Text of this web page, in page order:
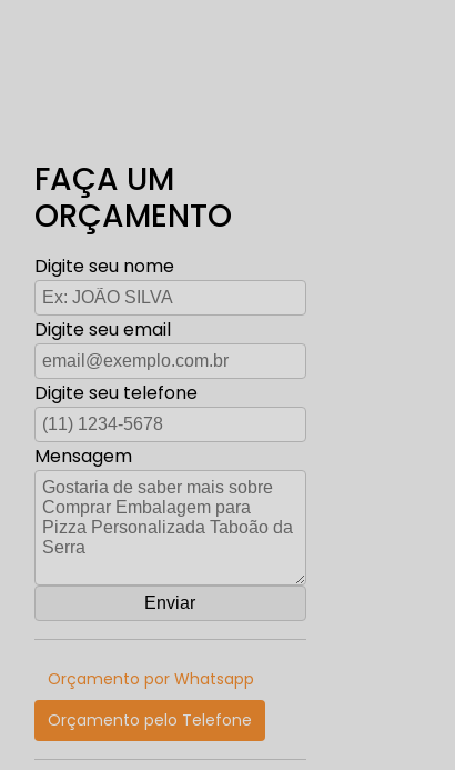
FAÇA UM
ORÇAMENTO
Digite seu nome
Digite seu email
Digite seu telefone
Mensagem
Orçamento por Whatsapp
Orçamento pelo Telefone